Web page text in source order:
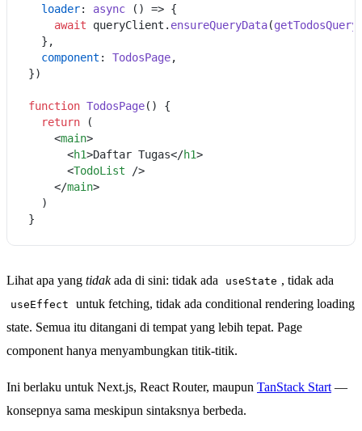
loader: async () => {
await queryClient. ensureQueryData(
  },
component : TodosPage,
})
function TodosPage( ) {
return (
<main>
<h1>Daftar Tugas</h1>
<TodoList />
</main>
  )
Lihat apa yang tidakada di sini: tidak ada useState , tidak ada
useEffect
untuk fetching, tidak ada conditional rendering loading
state. Semua itu ditangani di tempat yang lebih tepat. Page
component hanya menyambungkan titik-titik.
Ini berlaku untuk Next.js, React Router, maupun TanStack Start —
konsepnya sama meskipun sintaksnya berbeda.